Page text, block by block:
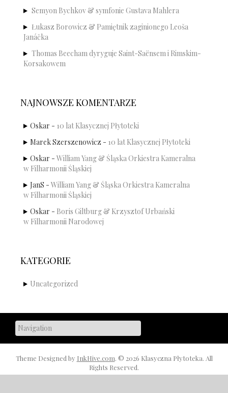
Semyon Bychkov & symfonie Gustava Mahlera
Łukasz Borowicz & Pamiętnik zaginionego Leoša
Janáčka
Thomas Beecham dyryguje Saint-Saënsem i Rimskim-
Korsakowem
NAJNOWSZE KOMENTARZE
Oskar - 10 lat Klasycznej Płytoteki
Marek Szerszenowicz - 10 lat Klasycznej Płytoteki
Oskar - William Yang & Śląska Orkiestra Kameralna
w Filharmonii Śląskiej
JanS - William Yang & Śląska Orkiestra Kameralna
w Filharmonii Śląskiej
Oskar - Boris Giltburg & Krzysztof Urbański
w Filharmonii Narodowej
KATEGORIE
Uncategorized
Theme Designed by InkHive.com. © 2026 Klasyczna Płytoteka. All
Rights Reserved.